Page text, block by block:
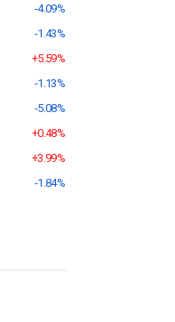
-4.09%
-1.43%
+5.59%
-1.13%
-5.08%
+0.48%
+3.99%
-1.84%